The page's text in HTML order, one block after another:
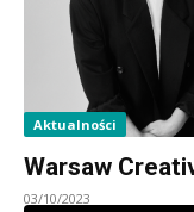
Aktualności
Warsaw
03/10/2023